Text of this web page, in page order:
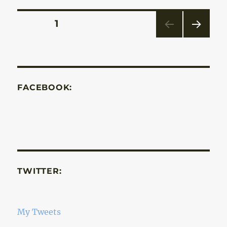
Bejegyzések
OLDAL1
OLD
FACEBOOK:
TWITTER:
My Tweets